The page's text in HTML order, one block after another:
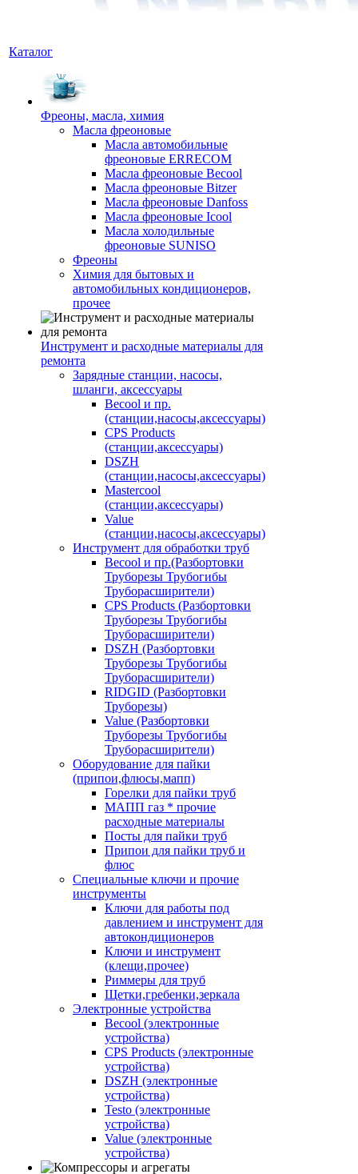
Каталог
Фреоны, масла, химия
Масла фреоновые
Масла автомобильные
фреоновые ERRECOM
Масла фреоновые Becool
Масла фреоновые Bitzer
Масла фреоновые Danfoss
Масла фреоновые Icool
Масла холодильные
фреоновые SUNISO
Фреоны
Химия для бытовых и
автомобильных кондиционеров,
прочее
Инструмент и расходные материалы для
ремонта
Зарядные станции, насосы,
шланги, аксессуары
Becool и пр.
(станции,насосы,аксессуары)
CPS Products
(станции,аксессуары)
DSZH
(станции,насосы,аксессуары)
Mastercool
(станции,аксессуары)
Value
(станции,насосы,аксессуары)
Инструмент для обработки труб
Becool и пр.(Разбортовки
Труборезы Трубогибы
Труборасширители)
CPS Products (Разбортовки
Труборезы Трубогибы
Труборасширители)
DSZH (Разбортовки
Труборезы Трубогибы
Труборасширители)
RIDGID (Разбортовки
Труборезы)
Value (Разбортовки
Труборезы Трубогибы
Труборасширители)
Оборудование для пайки
(припои,флюсы,мапп)
Горелки для пайки труб
МАПП газ * прочие
расходные материалы
Посты для пайки труб
Припои для пайки труб и
флюс
Специальные ключи и прочие
инструменты
Ключи для работы под
давлением и инструмент для
автокондиционеров
Ключи и инструмент
(клещи,прочее)
Риммеры для труб
Щетки,гребенки,зеркала
Электронные устройства
Becool (электронные
устройства)
CPS Products (электронные
устройства)
DSZH (электронные
устройства)
Testo (электронные
устройства)
Value (электронные
устройства)